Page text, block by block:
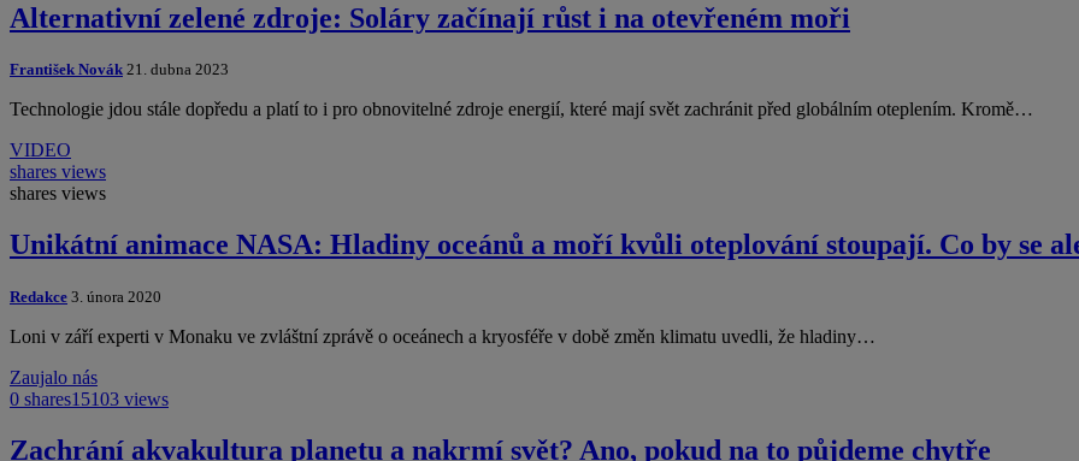
Alternativní zelené zdroje: Soláry začínají růst i na otevřeném moři
František Novák 21. dubna 2023
Technologie jdou stále dopředu a platí to i pro obnovitelné zdroje energií, které mají svět zachránit před globálním oteplením. Kromě…
VIDEO
shares views
shares views
Unikátní animace NASA: Hladiny oceánů a moří kvůli oteplování stoupají. Co by se
Redakce 3. února 2020
Loni v září experti v Monaku ve zvláštní zprávě o oceánech a kryosféře v době změn klimatu uvedli, že hladiny…
Zaujalo nás
0 shares15103 views
Zachrání akvakultura planetu a nakrmí svět? Ano, pokud na to půjdeme chytře